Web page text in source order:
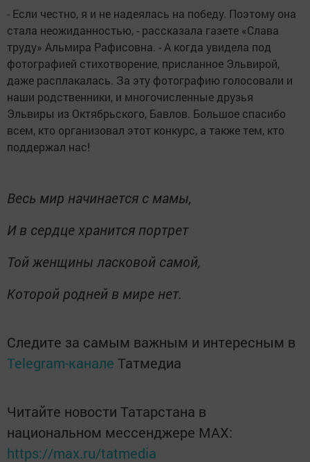
- Если честно, я и не надеялась на победу. Поэтому она
стала неожиданностью, - рассказала газете «Слава
труду» Альмира Рафисовна. - А когда увидела под
фотографией стихотворение, присланное Эльвирой,
даже расплакалась. За эту фотографию голосовали и
наши родственники, и многочисленные друзья
Эльвиры из Октябрьского, Бавлов. Большое спасибо
всем, кто организовал этот конкурс, а также тем, кто
поддержал нас!
Весь мир начинается с мамы,
И в сердце хранится портрет
Той женщины ласковой самой,
Которой родней в мире нет.
Следите за самым важным и интересным в
Telegram-канале Татмедиа
Читайте новости Татарстана в
национальном мессенджере MАХ:
https://max.ru/tatmedia